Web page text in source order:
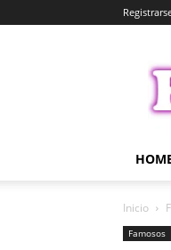
Inicio
Famosos